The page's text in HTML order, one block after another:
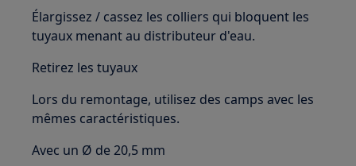
Élargissez / cassez les colliers qui bloquent les
tuyaux menant au distributeur d'eau.
Retirez les tuyaux
Lors du remontage, utilisez des camps avec les
mêmes caractéristiques.
Avec un Ø de 20,5 mm